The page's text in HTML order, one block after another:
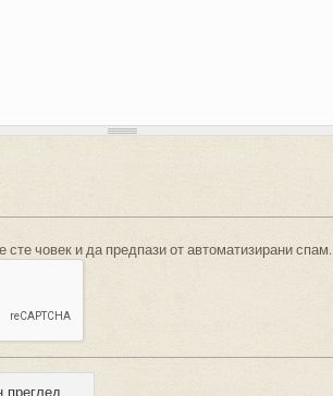
сте човек и да предпази от автоматизирани спам.